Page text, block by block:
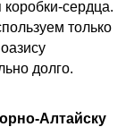
сердца.
только
долго.
Алтайску